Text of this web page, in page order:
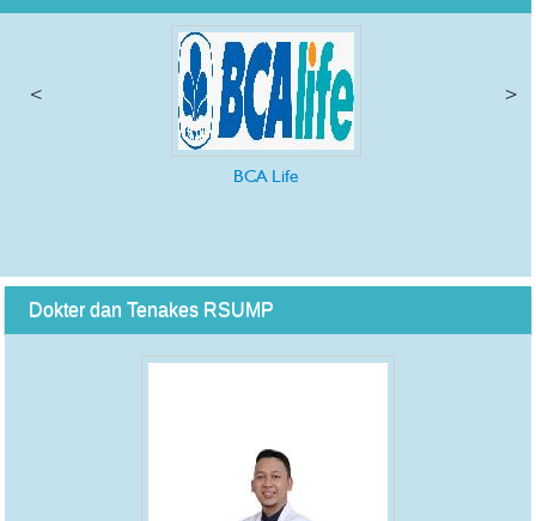
BCA Life
< >
Dokter dan Tenakes RSUMP